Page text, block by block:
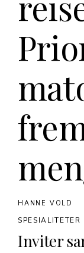
HANNE VOLD
Inviter
SPESIALITETER